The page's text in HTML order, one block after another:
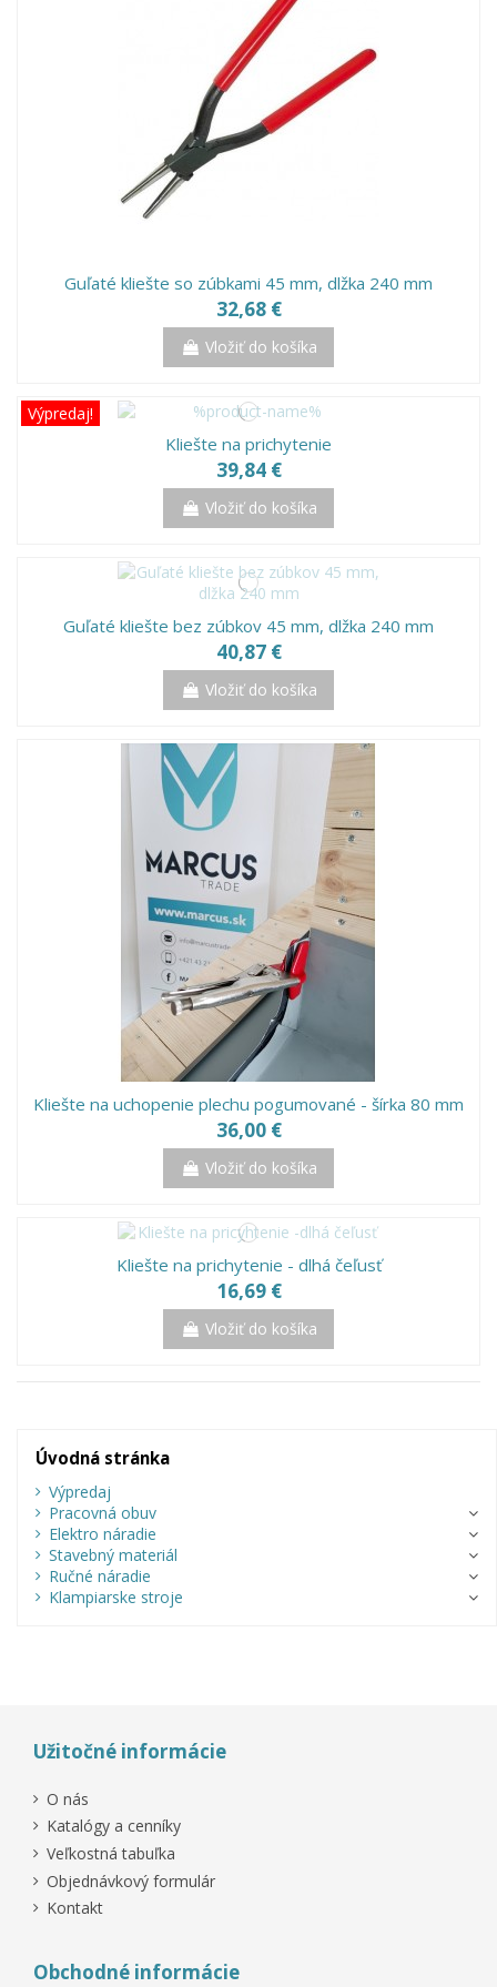
Guľaté kliešte so zúbkami 45 mm, dlžka 240 mm
32,68 €
Vložiť do košíka
Výpredaj!
Kliešte na prichytenie
39,84 €
Vložiť do košíka
Guľaté kliešte bez zúbkov 45 mm, dlžka 240 mm
40,87 €
Vložiť do košíka
Kliešte na uchopenie plechu pogumované - šírka 80 mm
36,00 €
Vložiť do košíka
Kliešte na prichytenie - dlhá čeľusť
16,69 €
Vložiť do košíka
Úvodná stránka
Výpredaj
Pracovná obuv
Elektro náradie
Stavebný materiál
Ručné náradie
Klampiarske stroje
Užitočné informácie
O nás
Katalógy a cenníky
Veľkostná tabuľka
Objednávkový formulár
Kontakt
Obchodné informácie